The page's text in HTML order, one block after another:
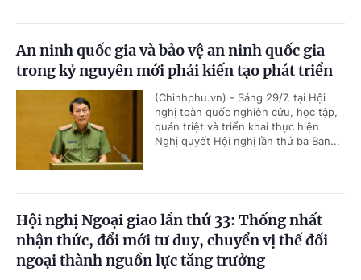
An ninh quốc gia và bảo vệ an ninh quốc gia
trong kỷ nguyên mới phải kiến tạo phát triển
(Chinhphu.vn) - Sáng 29/7, tại Hội
nghị toàn quốc nghiên cứu, học tập,
quán triệt và triển khai thực hiện
Nghị quyết Hội nghị lần thứ ba Ban...
Hội nghị Ngoại giao lần thứ 33: Thống nhất
nhận thức, đổi mới tư duy, chuyển vị thế đối
ngoại thành nguồn lực tăng trưởng